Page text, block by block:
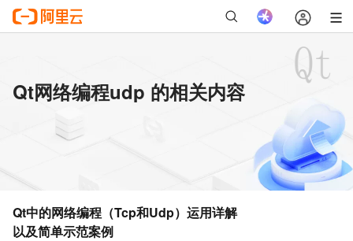
Qt网络编程udp 的相关内容
Qt中的网络编程（Tcp和Udp）运用详解
以及简单示范案例